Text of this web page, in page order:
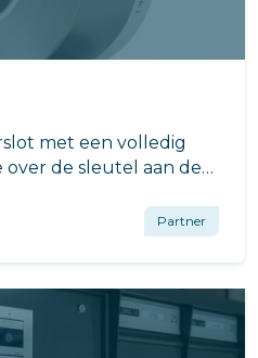
met een volledig
over de sleutel aan de
afstand dankzij de
voor eigen
Partner